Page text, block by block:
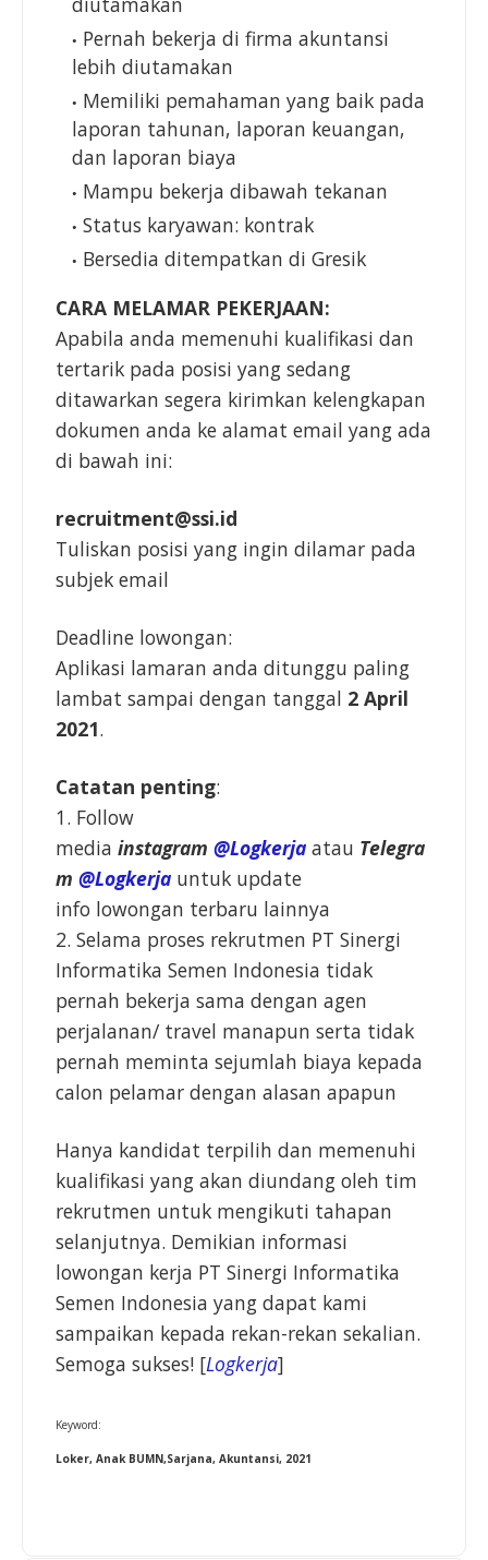
Pernah bekerja di firma akuntansi
lebih diutamakan
Memiliki pemahaman yang baik pada
laporan tahunan, laporan keuangan,
dan laporan biaya
Mampu bekerja dibawah tekanan
Status karyawan: kontrak
Bersedia ditempatkan di Gresik
CARA MELAMAR PEKERJAAN:
Apabila anda memenuhi kualifikasi dan
tertarik pada posisi yang sedang
ditawarkan segera kirimkan kelengkapan
dokumen anda ke alamat email yang ada
di bawah ini:
recruitment@ssi.id
Tuliskan posisi yang ingin dilamar pada
subjek email
Deadline lowongan:
Aplikasi lamaran anda ditunggu paling
lambat sampai dengan tanggal 2 April
2021.
Catatan penting:
1. Follow
media instagram @Logkerja atau Telegra
m @Logkerja untuk update
info lowongan terbaru lainnya
2. Selama proses rekrutmen PT Sinergi
Informatika Semen Indonesia tidak
pernah bekerja sama dengan agen
perjalanan/ travel manapun serta tidak
pernah meminta sejumlah biaya kepada
calon pelamar dengan alasan apapun
Hanya kandidat terpilih dan memenuhi
kualifikasi yang akan diundang oleh tim
rekrutmen untuk mengikuti tahapan
selanjutnya. Demikian informasi
lowongan kerja PT Sinergi Informatika
Semen Indonesia yang dapat kami
sampaikan kepada rekan-rekan sekalian.
Semoga sukses! [Logkerja]
Keyword:
Loker, Anak BUMN,Sarjana, Akuntansi, 2021